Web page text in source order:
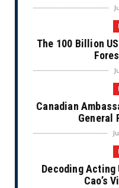
The 100 Billion
Canadian
General
Decoding Acting
Cao’s